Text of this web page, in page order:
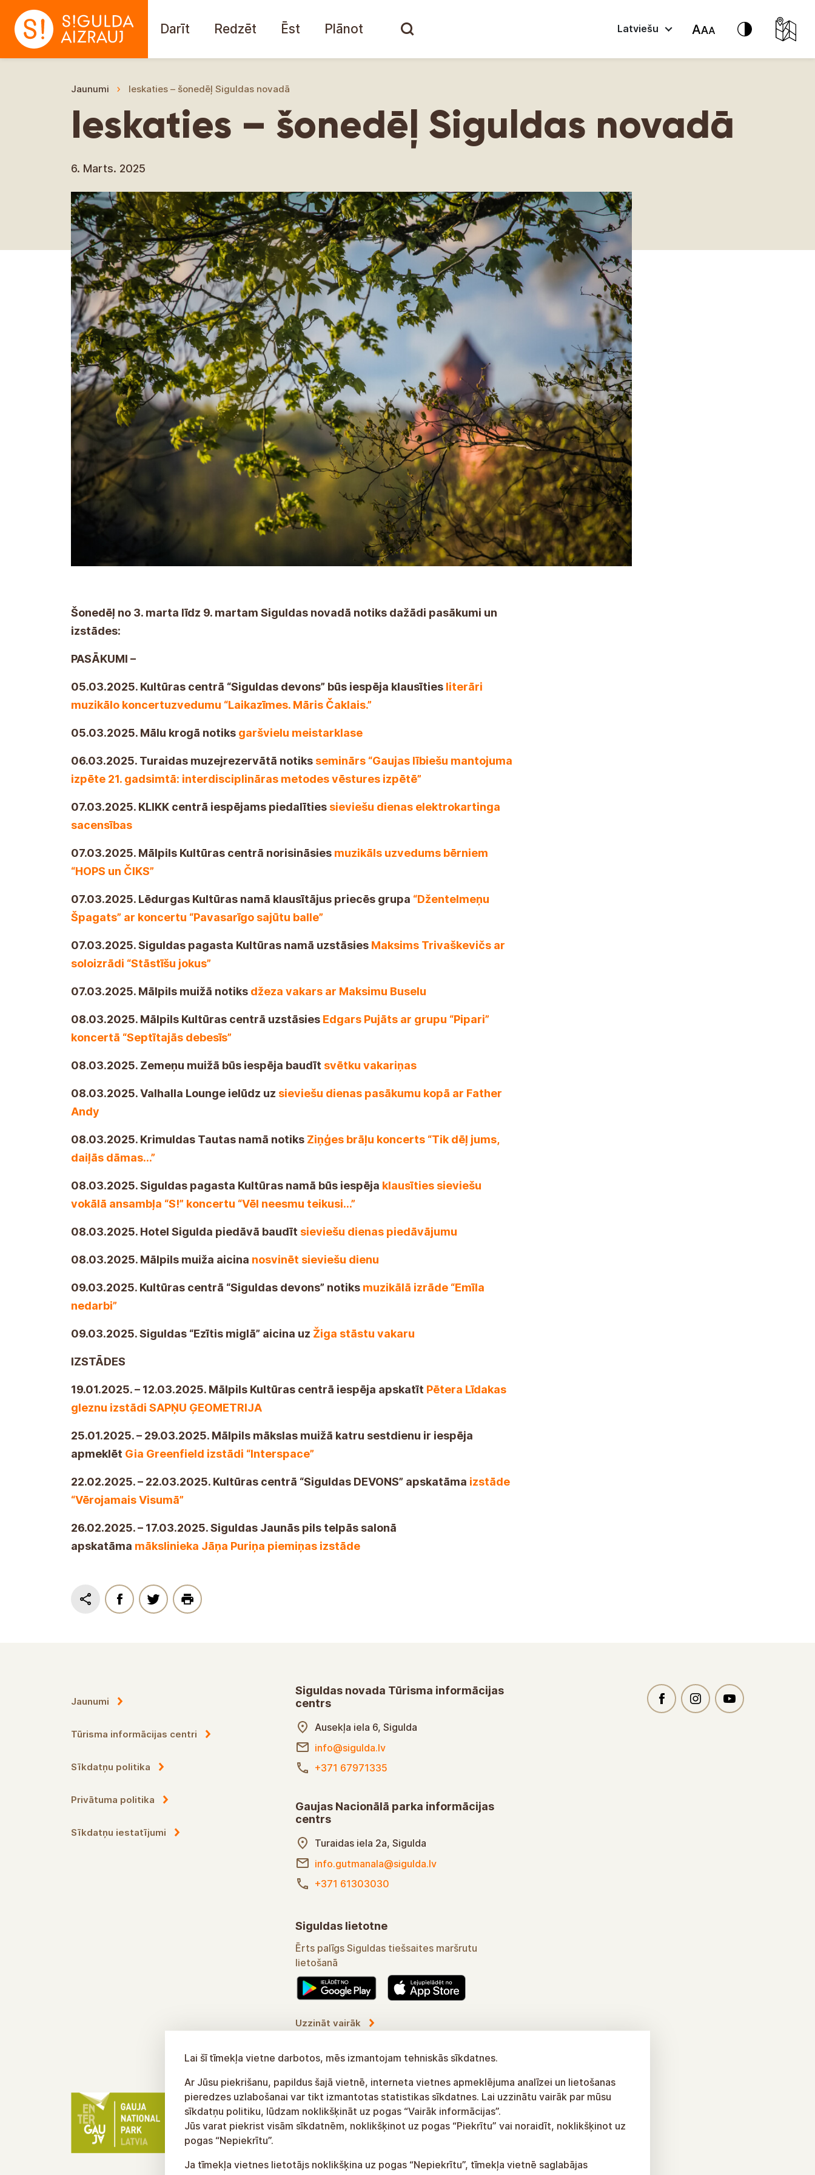
Darīt Redzēt Ēst Plānot Latviešu
Jaunumi Ieskaties – šonedēļ Siguldas novadā
Ieskaties – šonedēļ Siguldas novadā
6. Marts. 2025
Šonedēļ no 3. marta līdz 9. martam Siguldas novadā notiks dažādi pasākumi un
izstādes:
PASĀKUMI –
05.03.2025. Kultūras centrā “Siguldas devons” būs iespēja klausīties literāri
muzikālo koncertuzvedumu “Laikazīmes. Māris Čaklais.”
05.03.2025. Mālu krogā notiks garšvielu meistarklase
06.03.2025. Turaidas muzejrezervātā notiks seminārs “Gaujas lībiešu mantojuma
izpēte 21. gadsimtā: interdisciplināras metodes vēstures izpētē”
07.03.2025. KLIKK centrā iespējams piedalīties sieviešu dienas elektrokartinga
sacensības
07.03.2025. Mālpils Kultūras centrā norisināsies muzikāls uzvedums bērniem
“HOPS un ČIKS”
07.03.2025. Lēdurgas Kultūras namā klausītājus priecēs grupa “Džentelmeņu
Špagats” ar koncertu “Pavasarīgo sajūtu balle”
07.03.2025. Siguldas pagasta Kultūras namā uzstāsies Maksims Trivaškevičs ar
soloizrādi “Stāstīšu jokus”
07.03.2025. Mālpils muižā notiks džeza vakars ar Maksimu Buselu
08.03.2025. Mālpils Kultūras centrā uzstāsies Edgars Pujāts ar grupu “Pipari”
koncertā “Septītajās debesīs”
08.03.2025. Zemeņu muižā būs iespēja baudīt svētku vakariņas
08.03.2025. Valhalla Lounge ielūdz uz sieviešu dienas pasākumu kopā ar Father
Andy
08.03.2025. Krimuldas Tautas namā notiks Ziņģes brāļu koncerts “Tik dēļ jums,
daiļās dāmas…”
08.03.2025. Siguldas pagasta Kultūras namā būs iespēja klausīties sieviešu
vokālā ansambļa “S!” koncertu “Vēl neesmu teikusi…”
08.03.2025. Hotel Sigulda piedāvā baudīt sieviešu dienas piedāvājumu
08.03.2025. Mālpils muiža aicina nosvinēt sieviešu dienu
09.03.2025. Kultūras centrā “Siguldas devons” notiks muzikālā izrāde “Emīla
nedarbi”
09.03.2025. Siguldas “Ezītis miglā” aicina uz Žiga stāstu vakaru
IZSTĀDES
19.01.2025. – 12.03.2025. Mālpils Kultūras centrā iespēja apskatīt Pētera Līdakas
gleznu izstādi SAPŅU ĢEOMETRIJA
25.01.2025. – 29.03.2025. Mālpils mākslas muižā katru sestdienu ir iespēja
apmeklēt Gia Greenfield izstādi “Interspace”
22.02.2025. – 22.03.2025. Kultūras centrā “Siguldas DEVONS” apskatāma izstāde
“Vērojamais Visumā”
26.02.2025. – 17.03.2025. Siguldas Jaunās pils telpās salonā
apskatāma mākslinieka Jāņa Puriņa piemiņas izstāde
Jaunumi
Tūrisma informācijas centri
Sīkdatņu politika
Privātuma politika
Sīkdatņu iestatījumi
Siguldas novada Tūrisma informācijas
centrs
Ausekļa iela 6, Sigulda
info@sigulda.lv
+371 67971335
Gaujas Nacionālā parka informācijas
centrs
Turaidas iela 2a, Sigulda
info.gutmanala@sigulda.lv
+371 61303030
Siguldas lietotne
Ērts palīgs Siguldas tiešsaites maršrutu
lietošanā
Uzzināt vairāk
Lai šī tīmekļa vietne darbotos, mēs izmantojam tehniskās sīkdatnes.
Ar Jūsu piekrišanu, papildus šajā vietnē, interneta vietnes apmeklējuma analīzei un lietošanas
pieredzes uzlabošanai var tikt izmantotas statistikas sīkdatnes. Lai uzzinātu vairāk par mūsu
sīkdatņu politiku, lūdzam noklikšķināt uz pogas “Vairāk informācijas”.
Jūs varat piekrist visām sīkdatnēm, noklikšķinot uz pogas “Piekrītu” vai noraidīt, noklikšķinot uz
pogas “Nepiekrītu”.
Ja tīmekļa vietnes lietotājs noklikšķina uz pogas “Nepiekrītu”, tīmekļa vietnē saglabājas